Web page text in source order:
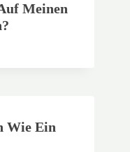
Meinen
Wie Ein